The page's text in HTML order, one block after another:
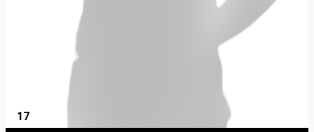
17